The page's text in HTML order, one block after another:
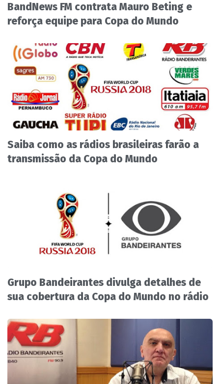
BandNews FM contrata Mauro Beting e
reforça equipe para Copa do Mundo
Saiba como as rádios brasileiras farão a
transmissão da Copa do Mundo
Grupo Bandeirantes divulga detalhes de
sua cobertura da Copa do Mundo no rádio